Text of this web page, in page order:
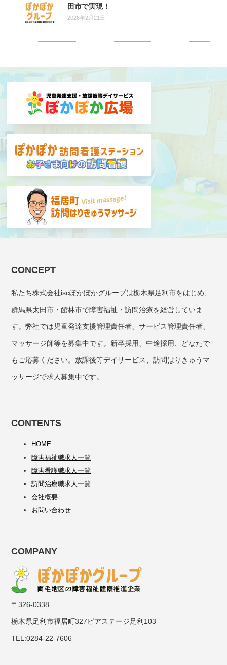
田市で実現！
2026年2月21日
CONCEPT
私たち株式会社iscぽかぽかグループは栃木県足利市をはじめ、
群馬県太田市・館林市で障害福祉・訪問治療を経営していま
す。弊社では児童発達支援管理責任者、サービス管理責任者、
マッサージ師等を募集中です。新卒採用、中途採用、どなたで
もご応募ください。放課後等デイサービス、訪問はりきゅうマ
ッサージで求人募集中です。
CONTENTS
HOME
障害福祉職求人一覧
障害看護職求人一覧
訪問治療職求人一覧
会社概要
お問い合わせ
COMPANY
〒326-0338
栃木県足利市福居町327ピアステージ足利103
TEL:0284-22-7606